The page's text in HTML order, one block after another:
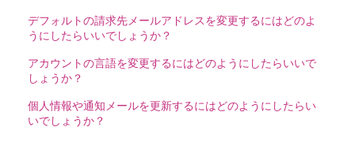
デフォルトの請求先メールアドレスを変更するにはどのよ
うにしたらいいでしょうか？
アカウントの言語を変更するにはどのようにしたらいいで
しょうか？
個人情報や通知メールを更新するにはどのようにしたらい
いでしょうか？